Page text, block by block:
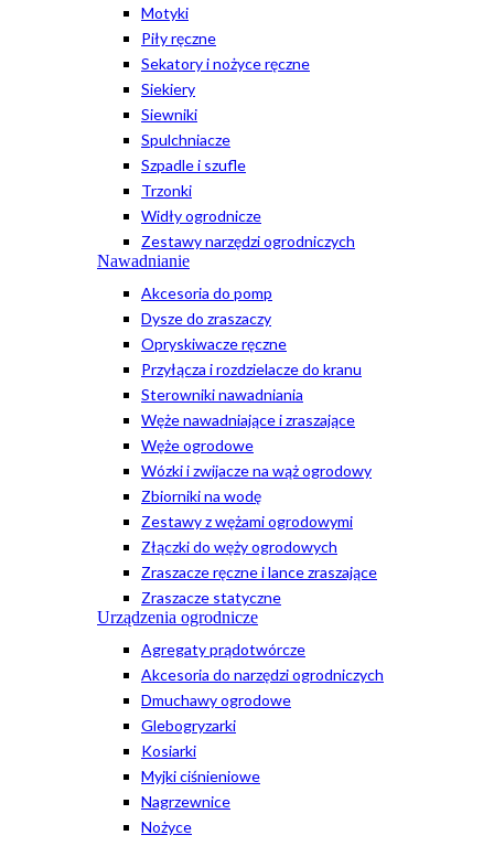
Motyki
Piły ręczne
Sekatory i nożyce ręczne
Siekiery
Siewniki
Spulchniacze
Szpadle i szufle
Trzonki
Widły ogrodnicze
Zestawy narzędzi ogrodniczych
Nawadnianie
Akcesoria do pomp
Dysze do zraszaczy
Opryskiwacze ręczne
Przyłącza i rozdzielacze do kranu
Sterowniki nawadniania
Węże nawadniające i zraszające
Węże ogrodowe
Wózki i zwijacze na wąż ogrodowy
Zbiorniki na wodę
Zestawy z wężami ogrodowymi
Złączki do węży ogrodowych
Zraszacze ręczne i lance zraszające
Zraszacze statyczne
Urządzenia ogrodnicze
Agregaty prądotwórcze
Akcesoria do narzędzi ogrodniczych
Dmuchawy ogrodowe
Glebogryzarki
Kosiarki
Myjki ciśnieniowe
Nagrzewnice
Nożyce